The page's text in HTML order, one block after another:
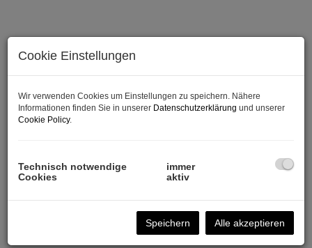
Sehr geehrte Damen und Herren,
Cookie Einstellungen
Wir verwenden Cookies um Einstellungen zu speichern. Nähere
Informationen finden Sie in unserer Datenschutzerklärung und unserer
Cookie Policy.
Technisch notwendige
Cookies
immer
aktiv
Speichern Alle akzeptieren